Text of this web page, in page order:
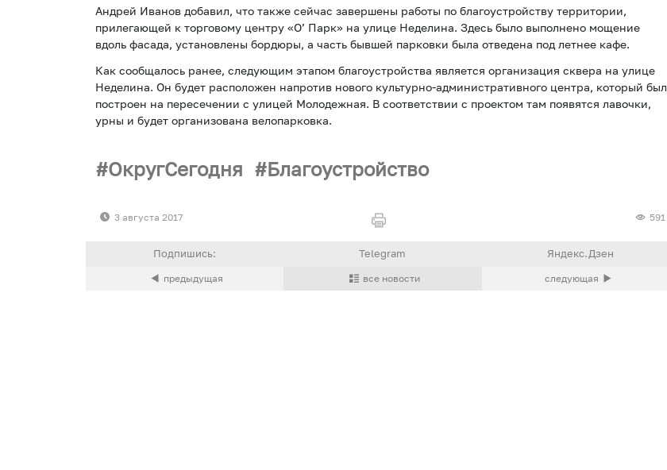
Андрей Иванов добавил, что также сейчас завершены работы по благоустройству территории,
прилегающей к торговому центру «О’ Парк» на улице Неделина. Здесь было выполнено мощение
вдоль фасада, установлены бордюры, а часть бывшей парковки была отведена под летнее кафе.
Как сообщалось ранее, следующим этапом благоустройства является организация сквера на улице
Неделина. Он будет расположен напротив нового культурно-административного центра, который был
построен на пересечении с улицей Молодежная. В соответствии с проектом там появятся лавочки,
урны и будет организована велопарковка.
ОкругСегодня Благоустройство
3 августа 2017 591